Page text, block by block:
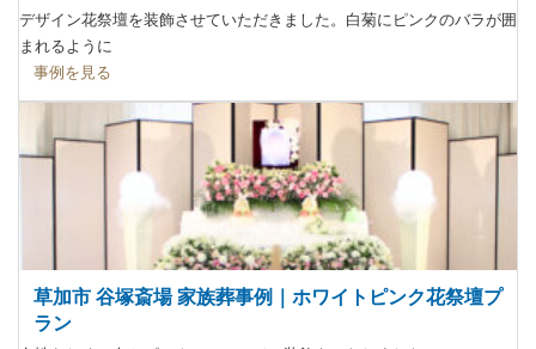
デザイン花祭壇を装飾させていただきました。白菊にピンクのバラが囲
まれるように
事例を見る
草加市 谷塚斎場 家族葬事例｜ホワイトピンク花祭壇プ
ラン